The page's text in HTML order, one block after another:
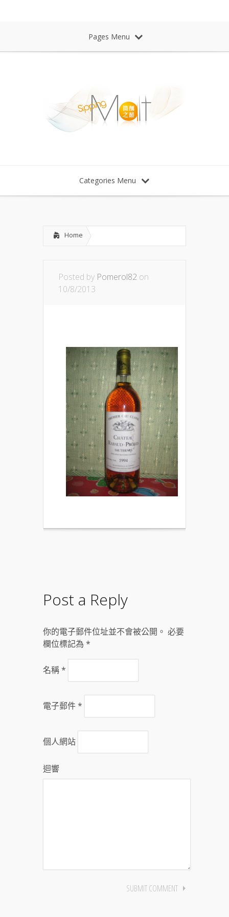
Pages Menu
Categories Menu
Home
Posted by Pomerol82 on
10/8/2013
Post a Reply
你的電子郵件位址並不會被公開。 必要
欄位標記為 *
名稱*
電子郵件*
個人網站
迴響